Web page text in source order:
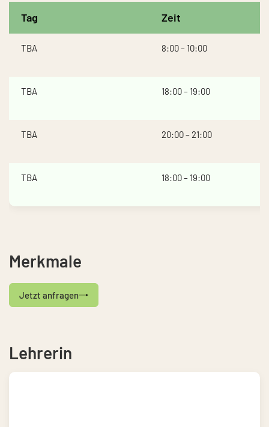
Tag Zeit
TBA 8:00 – 10:00
TBA 18:00 – 19:00
TBA 20:00 – 21:00
TBA 18:00 – 19:00
Merkmale
Jetzt anfragen
Lehrerin